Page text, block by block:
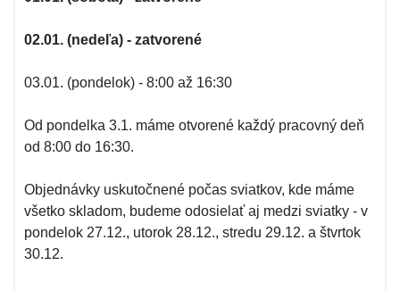
02.01. (nedeľa) - zatvorené
03.01. (pondelok) - 8:00 až 16:30
Od pondelka 3.1. máme otvorené každý pracovný deň
od 8:00 do 16:30.
Objednávky uskutočnené počas sviatkov, kde máme
všetko skladom, budeme odosielať aj medzi sviatky - v
pondelok 27.12., utorok 28.12., stredu 29.12. a štvrtok
30.12.